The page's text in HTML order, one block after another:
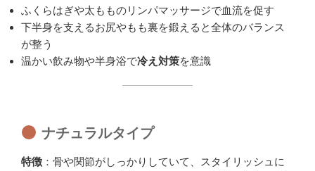
ふくらはぎや太もものリンパマッサージで血流を促す
下半身を支えるお尻やもも裏を鍛えると全体のバランス
が整う
温かい飲み物や半身浴で冷え対策を意識
ナチュラルタイプ
特徴 ：骨や関節がしっかりしていて、スタイリッシュに